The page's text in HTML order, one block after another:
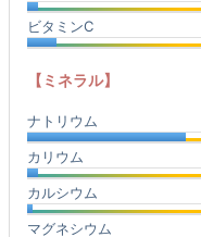
ビタミンC
【ミネラル】
ナトリウム
カリウム
カルシウム
マグネシウム